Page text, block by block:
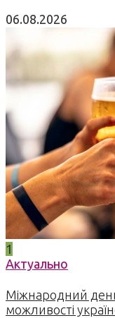
06.08.2026
1
Актуально
Міжнародний
можливості